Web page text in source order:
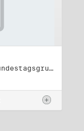
Titel: Unterlagen der Bundestagsgruppe und -fraktion Bündnis 90/Die Grünen (4)